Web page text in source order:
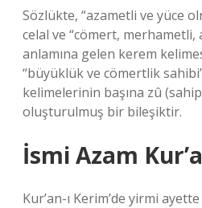
Sözlükte, “azametli ve yüce
celal ve “cömert, merhametli,
anlamına gelen kerem
“büyüklük ve cömertlik
kelimelerinin başına zû
oluşturulmuş bir bileşiktir.
İsmi Azam
Kur’an-ı Kerim’de yirmi